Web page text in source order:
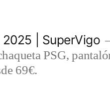
| SuperVigo
PSG,
69€.